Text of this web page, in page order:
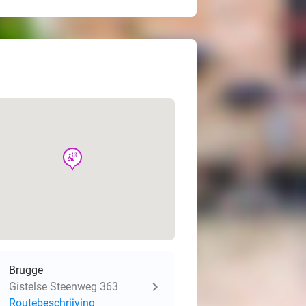
wellness
Brugge
Gistelse Steenweg 363
Routebeschrijving